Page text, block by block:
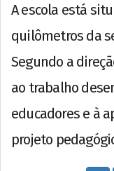
A escola está
quilômetros da
Segundo a
ao trabalho
educadores e à
projeto